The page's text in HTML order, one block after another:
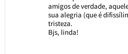
amigos de verdade,
sua alegria (que é
tristeza.
Bjs, linda!